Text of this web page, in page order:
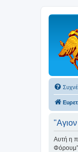
Αυτή η